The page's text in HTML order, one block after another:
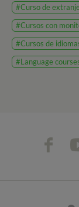
#Curso de
#Cursos con
#Cursos de
#Language